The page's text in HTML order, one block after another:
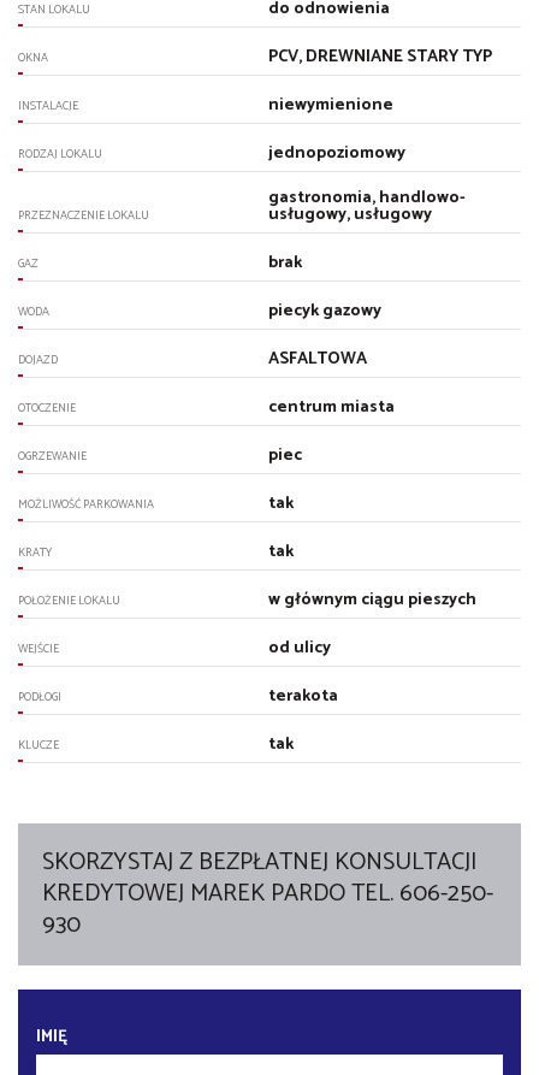
STAN LOKALU do odnowienia
OKNA PCV, DREWNIANE STARY TYP
INSTALACJE niewymienione
RODZAJ LOKALU jednopoziomowy
PRZEZNACZENIE LOKALU
gastronomia, handlowo-
usługowy, usługowy
GAZ brak
WODA piecyk gazowy
DOJAZD ASFALTOWA
OTOCZENIE centrum miasta
OGRZEWANIE piec
MOŻLIWOŚĆ PARKOWANIA tak
KRATY tak
POŁOŻENIE LOKALU w głównym ciągu pieszych
WEJŚCIE od ulicy
PODŁOGI terakota
KLUCZE tak
SKORZYSTAJ Z BEZPŁATNEJ KONSULTACJI
KREDYTOWEJ MAREK PARDO TEL. 606-250-
930
IMIĘ